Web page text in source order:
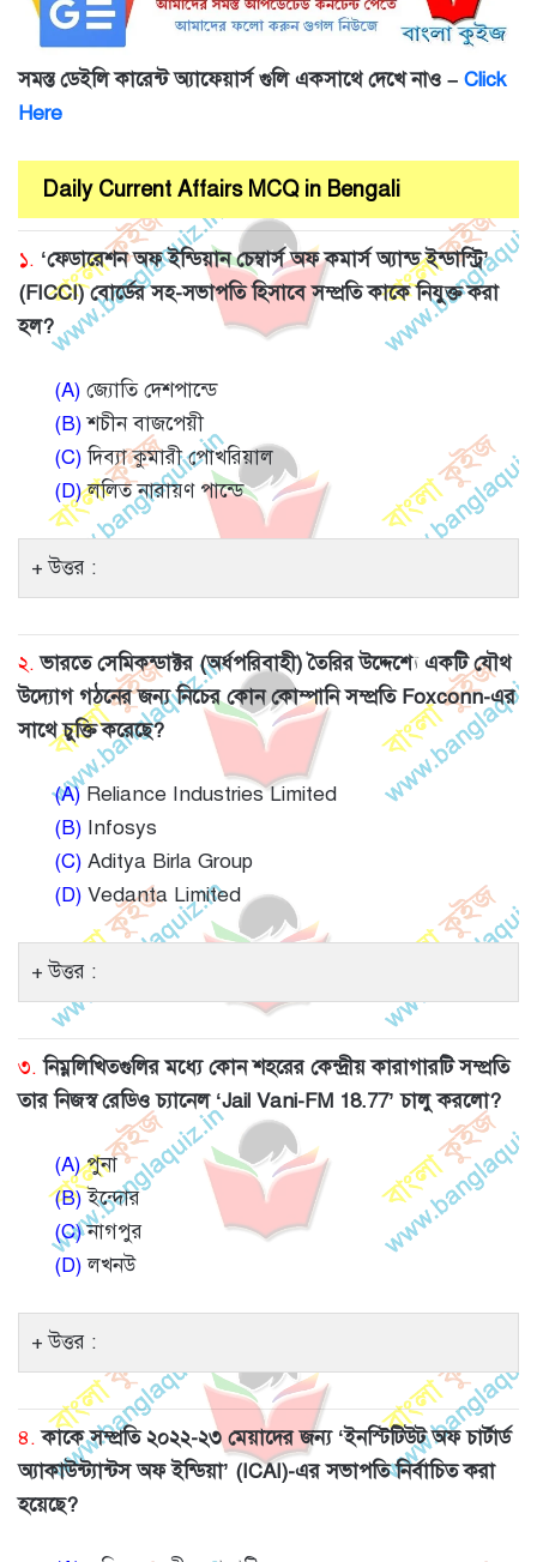
সমস্ত ডেইলি কারেন্ট অ্যাফেয়ার্স গুলি একসাথে দেখে নাও – Click
Here
Daily Current Affairs MCQ in Bengali
১. ‘ফেডারেশন অফ ইন্ডিয়ান চেম্বার্স অফ কমার্স অ্যান্ড ইন্ডাস্ট্রি’
(FICCI) বোর্ডের সহ-সভাপতি হিসাবে সম্প্রতি কাকে নিযুক্ত করা
হল?
(A) জ্যোতি দেশপান্ডে
(B)শচীন বাজপেয়ী
(C)দিব্যা কুমারী পোখরিয়াল
(D)ললিত নারায়ণ পান্ডে
উত্তর :
২. ভারতে সেমিকন্ডাক্টর (অর্ধপরিবাহী) তৈরির উদ্দেশ্যে একটি যৌথ
উদ্যোগ গঠনের জন্য নিচের কোন কোম্পানি সম্প্রতি Foxconn-এর
সাথে চুক্তি করেছে?
(A) Reliance Industries Limited
(B) Infosys
(C) Aditya Birla Group
(D) Vedanta Limited
উত্তর :
৩. নিম্নলিখিতগুলির মধ্যে কোন শহরের কেন্দ্রীয় কারাগারটি সম্প্রতি
তার নিজস্ব রেডিও চ্যানেল ‘Jail Vani-FM 18.77’ চালু করলো?
(A)পুনা
(B)ইন্দোর
(C)নাগপুর
(D)লখনউ
উত্তর :
৪. কাকে সম্প্রতি ২০২২-২৩ মেয়াদের জন্য ‘ইনস্টিটিউট অফ চার্টার্ড
অ্যাকাউন্ট্যান্টস অফ ইন্ডিয়া’ (ICAI)-এর সভাপতি নির্বাচিত করা
হয়েছে?